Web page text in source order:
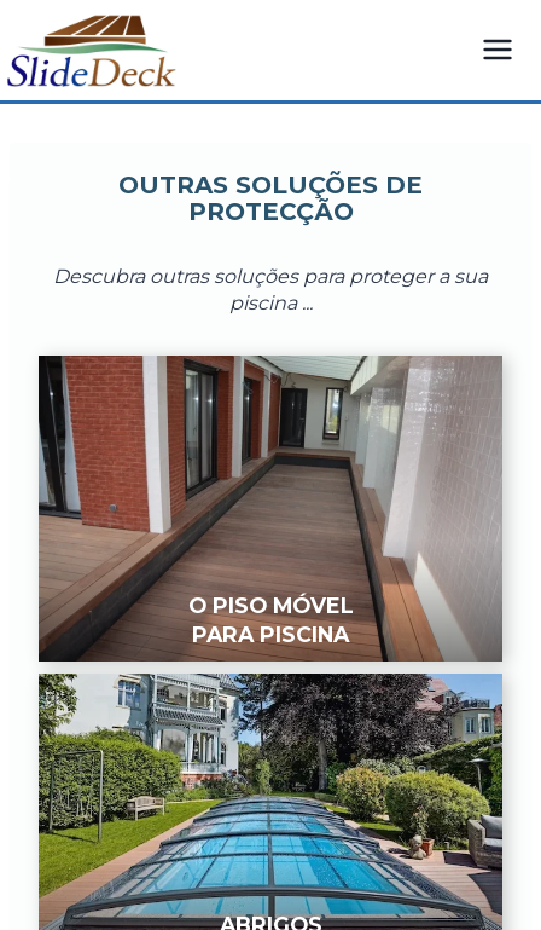
conteúdo
OUTRAS SOLUÇÕES DE
PROTECÇÃO
Descubra outras soluções para proteger a sua
piscina ...
O PISO MÓVEL
PARA PISCINA
ABRIGOS